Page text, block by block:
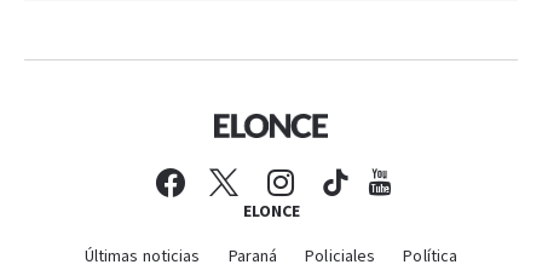
ELONCE
Últimas noticias Paraná Policiales
Política